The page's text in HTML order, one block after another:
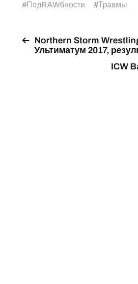
#ПодRAWбности #Травмы
Northern Storm
Ультиматум 2017,
ICW